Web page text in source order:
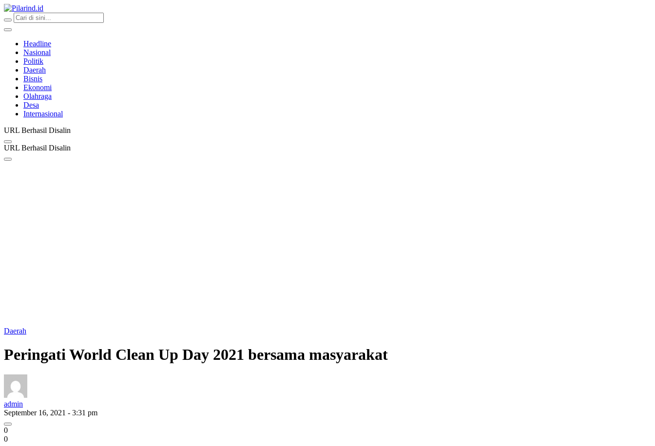
Pilarind.id
Dimana Arah Bangsa Bermula
Headline
Nasional
Politik
Daerah
Bisnis
Ekonomi
Olahraga
Desa
Internasional
URL Berhasil Disalin
URL Berhasil Disalin
Daerah
Peringati World Clean Up Day 2021 bersama masyarakat
admin
September 16, 2021 - 3:31 pm
0
0